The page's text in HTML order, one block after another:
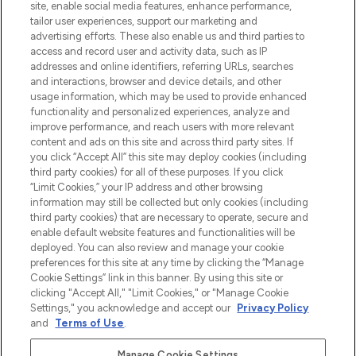
beste huidverzorging, haarproducten en
make-up van meer dan 200 topmerken.
Shop online of via de app, met gratis
verzending vanaf €40.
Cookie-toestemming
Do Not Sell or Share My Personal
Information
HELP & INFORMATIE
BEDRIJFSINFORMATIE
OVER LOOKFANTASTIC
Betaal veilig met
site, enable social media features, enhance performance,
tailor user experiences, support our marketing and
advertising efforts. These also enable us and third parties to
access and record user and activity data, such as IP
addresses and online identifiers, referring URLs, searches
and interactions, browser and device details, and other
usage information, which may be used to provide enhanced
functionality and personalized experiences, analyze and
improve performance, and reach users with more relevant
content and ads on this site and across third party sites. If
you click “Accept All” this site may deploy cookies (including
third party cookies) for all of these purposes. If you click
“Limit Cookies,” your IP address and other browsing
information may still be collected but only cookies (including
third party cookies) that are necessary to operate, secure and
enable default website features and functionalities will be
deployed. You can also review and manage your cookie
preferences for this site at any time by clicking the “Manage
Cookie Settings” link in this banner. By using this site or
clicking "Accept All," "Limit Cookies," or "Manage Cookie
Settings," you acknowledge and accept our Privacy Policy
and
Terms of Use.